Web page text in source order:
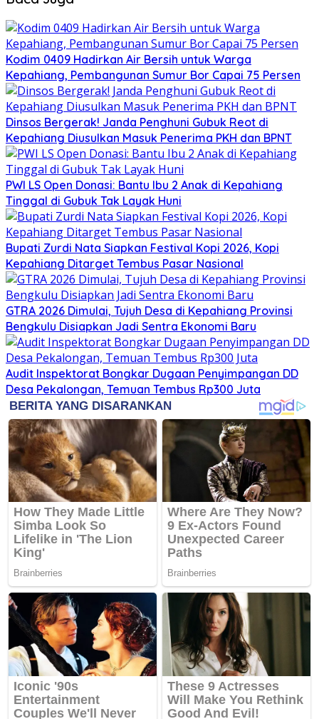
Kodim 0409 Hadirkan Air Bersih untuk Warga
Kepahiang, Pembangunan Sumur Bor Capai 75 Persen
Dinsos Bergerak! Janda Penghuni Gubuk Reot di
Kepahiang Diusulkan Masuk Penerima PKH dan BPNT
PWI LS Open Donasi: Bantu Ibu 2 Anak di Kepahiang
Tinggal di Gubuk Tak Layak Huni
Bupati Zurdi Nata Siapkan Festival Kopi 2026, Kopi
Kepahiang Ditarget Tembus Pasar Nasional
GTRA 2026 Dimulai, Tujuh Desa di Kepahiang Provinsi
Bengkulu Disiapkan Jadi Sentra Ekonomi Baru
Audit Inspektorat Bongkar Dugaan Penyimpangan DD
Desa Pekalongan, Temuan Tembus Rp300 Juta